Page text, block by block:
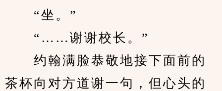
“坐。”
“……谢谢校长。”
约翰满脸恭敬地接下面前的
茶杯向对方道谢一句，但心头的